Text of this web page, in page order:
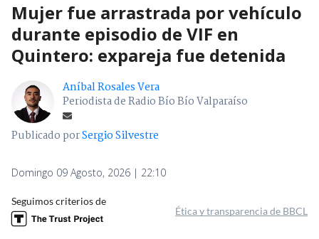
Mujer fue arrastrada por vehículo
durante episodio de VIF en
Quintero: expareja fue detenida
Aníbal Rosales Vera
Periodista de Radio Bío Bío Valparaíso
Publicado porSergio Silvestre
Domingo 09 Agosto, 2026 | 22:10
Seguimos criterios de
Ética y transparencia de BBCL